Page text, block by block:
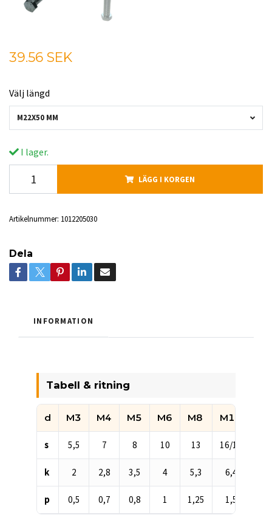
39.56 SEK
Välj längd
M22X50 MM
I lager.
LÄGG I KORGEN
Artikelnummer: 1012205030
Dela
INFORMATION
Tabell & ritning
Måttabell för DIN 933 / ISO 4017 sexkantskruv
d M3 M4 M5 M6 M8 M10
s 5,5 7 8 10 13 16/17
k 2 2,8 3,5 4 5,3 6,4
p 0,5 0,7 0,8 1 1,25 1,5